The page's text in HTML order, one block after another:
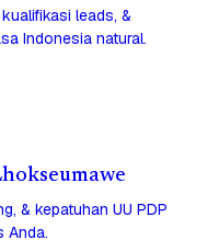
leads, &
Indonesia natural.
& kepatuhan UU PDP
Anda.